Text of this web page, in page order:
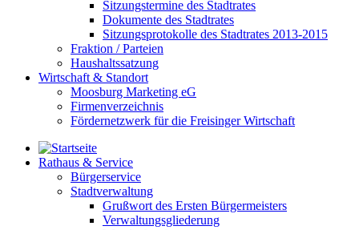
Sitzungstermine des Stadtrates
Dokumente des Stadtrates
Sitzungsprotokolle des Stadtrates 2013-2015
Fraktion / Parteien
Haushaltssatzung
Wirtschaft & Standort
Moosburg Marketing eG
Firmenverzeichnis
Fördernetzwerk für die Freisinger Wirtschaft
Rathaus & Service
Bürgerservice
Stadtverwaltung
Grußwort des Ersten Bürgermeisters
Verwaltungsgliederung